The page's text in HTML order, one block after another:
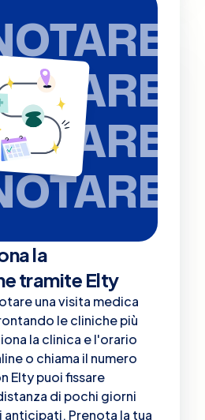
la
tramite Elty
una visita medica
le cliniche più
la clinica e l'orario
o chiama il numero
Elty puoi fissare
di pochi giorni
anticipati. Prenota la tua